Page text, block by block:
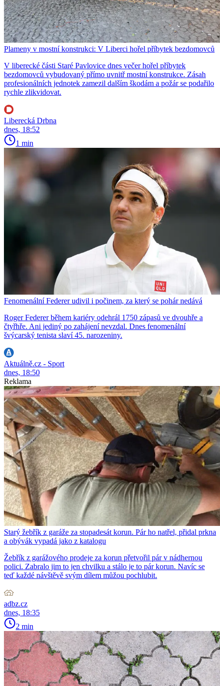
Plameny v mostní konstrukci: V Liberci hořel příbytek bezdomovců
V liberecké části Staré Pavlovice dnes večer hořel příbytek
bezdomovců vybudovaný přímo uvnitř mostní konstrukce. Zásah
profesionálních jednotek zamezil dalším škodám a požár se podařilo
rychle zlikvidovat.
Liberecká Drbna
dnes, 18:52
1 min
Fenomenální Federer udivil i počinem, za který se pohár nedává
Roger Federer během kariéry odehrál 1750 zápasů ve dvouhře a
čtyřhře. Ani jediný po zahájení nevzdal. Dnes fenomenální
švýcarský tenista slaví 45. narozeniny.
Aktuálně.cz - Sport
dnes, 18:50
Reklama
Starý žebřík z garáže za stopadesát korun. Pár ho natřel, přidal prkna
a obývák vypadá jako z katalogu
Žebřík z garážového prodeje za korun přetvořil pár v nádhernou
polici. Zabralo jim to jen chvilku a stálo je to pár korun. Navíc se
teď každé návštěvě svým dílem můžou pochlubit.
adbz.cz
dnes, 18:35
2 min